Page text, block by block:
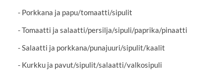
- Porkkana ja papu/tomaatti/sipulit
- Tomaatti ja salaatti/persilja/sipuli/paprika/pinaatti
- Salaatti ja porkkana/punajuuri/sipulit/kaalit
- Kurkku ja pavut/sipulit/salaatti/valkosipuli